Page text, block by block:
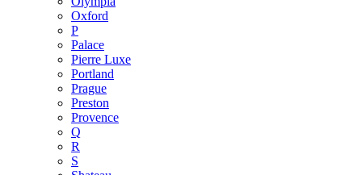
Oxford
P
Palace
Pierre Luxe
Portland
Prague
Preston
Provence
Q
R
S